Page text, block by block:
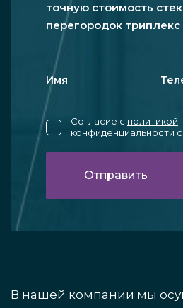
точную стоимость
перегородок триплекс
Согласие с политикой
конфиденциальности
В нашей компании мы